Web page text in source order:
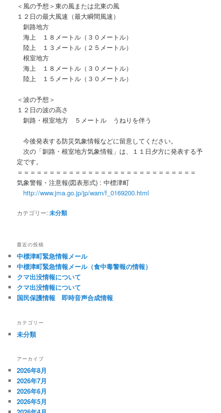
＜風の予想＞東の風または北東の風
１２日の最大風速（最大瞬間風速）
釧路地方
海上 １８メートル（３０メートル）
陸上 １３メートル（２５メートル）
根室地方
海上 １８メートル（３０メートル）
陸上 １５メートル（３０メートル）
＜波の予想＞
１２日の波の高さ
釧路・根室地方 ５メートル うねりを伴う
今後発表する防災気象情報などに留意してください。
次の「釧路・根室地方気象情報」は、１１日夕方に発表する予
定です。
＝＝＝＝＝＝＝＝＝＝＝＝＝＝＝＝＝＝＝＝＝＝＝＝＝＝＝＝
気象警報・注意報(図表形式) : 中標津町
http://www.jma.go.jp/jp/warn/f_0169200.html
カテゴリー:未分類
最近の投稿
中標津町緊急情報メール
中標津町緊急情報メール（食中毒警報の情報）
クマ出没情報について
クマ出没情報について
国民保護情報 即時音声合成情報
カテゴリー
未分類
アーカイブ
2026年8月
2026年7月
2026年6月
2026年5月